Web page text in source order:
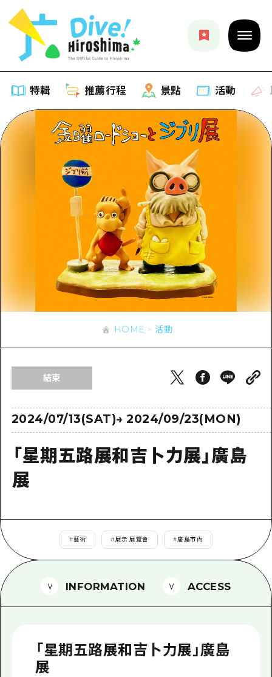
特輯 推薦行程 景點 活動
特輯
列表
推薦
藝術
活動·廟會
美食·酒水
騎自行車
夜晚生活
世界遺產
學習·體驗
歷史·文化
推薦行程
列表
Dive! Hiroshima 官方向導
廣島隨意旅行
廣島市內
答對了
美北
東山口
短途旅行
1晚2天
2晚3天
景點
列表
廣島市內
安芸
答對了
東山口
愛媛
島根
活動
即時訊息
有用的信息
存取
輔助流量摘要
設施擁堵
行李寄存及運送服務
面向外國遊客的街角旅遊信息中心
志願者指南
廣島視頻
HOME
HOME 活動
結束
2024/07/13(SAT)→2024/09/23(MON)
「星期五路展和吉卜力展」廣島
展
#藝術 #展示·展覽會 #廣島市內
INFORMATION ACCESS
「星期五路展和吉卜力展」廣島
展